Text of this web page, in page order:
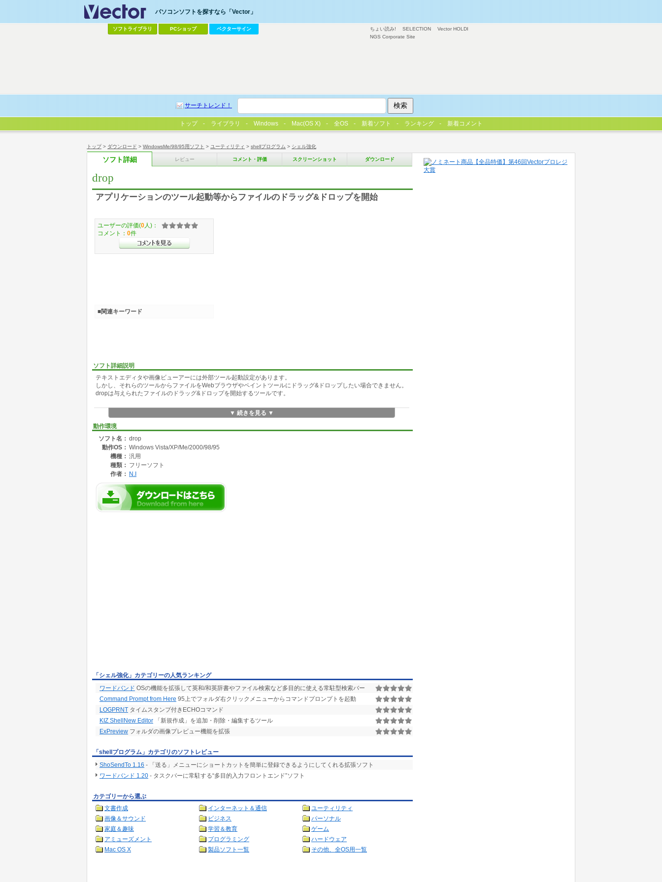
トップ> ダウンロード > WindowsMe/98/95用ソフト > ユーティリティ > shellプログラム > シェル強化
ソフト詳細 レビュー コメント・評価 スクリーンショット ダウンロード
drop
アプリケーションのツール起動等からファイルのドラッグ&ドロップを開始
ソフト詳細説明
テキストエディタや画像ビューアーには外部ツール起動設定があります。
しかし、それらのツールからファイルをWebブラウザやペイントツールにドラッグ&ドロップしたい場合できません。
dropは与えられたファイルのドラッグ&ドロップを開始するツールです。
▼ 続きを見る ▼
動作環境
ソフト名： drop
動作OS： Windows Vista/XP/Me/2000/98/95
機種： 汎用
種類： フリーソフト
作者： N.I
ユーザーの評価(0 人)：
コメント： 0件
■関連キーワード
「シェル強化」カテゴリーの人気ランキング
ワードバンド OSの機能を拡張して英和/和英辞書やファイル検索など多目的に使える常駐型検索バー
Command Prompt from Here 95上でフォルダ右クリックメニューからコマンドプロンプトを起動
LOGPRNT タイムスタンプ付きECHOコマンド
KIZ ShellNew Editor 「新規作成」を追加・削除・編集するツール
ExPreview フォルダの画像プレビュー機能を拡張
「shellプログラム」カテゴリのソフトレビュー
ShoSendTo 1.16 - 「送る」メニューにショートカットを簡単に登録できるようにしてくれる拡張ソフト
ワードバンド 1.20 - タスクバーに常駐する“多目的入力フロントエンド”ソフト
カテゴリーから選ぶ
文書作成
インターネット＆通信
ユーティリティ
画像＆サウンド
ビジネス
パーソナル
家庭＆趣味
学習＆教育
ゲーム
アミューズメント
プログラミング
ハードウェア
Mac OS X
製品ソフト一覧 その他、全OS用一覧
ちょい読み! SELECTION
Vector HOLDI
NGS Corporate Site
パソコンソフトを探すなら「Vector」
ソフトライブラリ PCショップ ベクターサイン
サーチトレンド！
トップ ライブラリ Windows Mac(OS X) 全OS 新着ソフト ランキング 新着コメント